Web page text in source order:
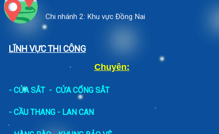
Chi nhánh 2: Khu vực Đồng Nai
LĨNH VỰC THI CÔNG
Chuyên:
- CỬA SẮT- CỬA CỔNG SẮT
- CẦU THANG - LAN CAN